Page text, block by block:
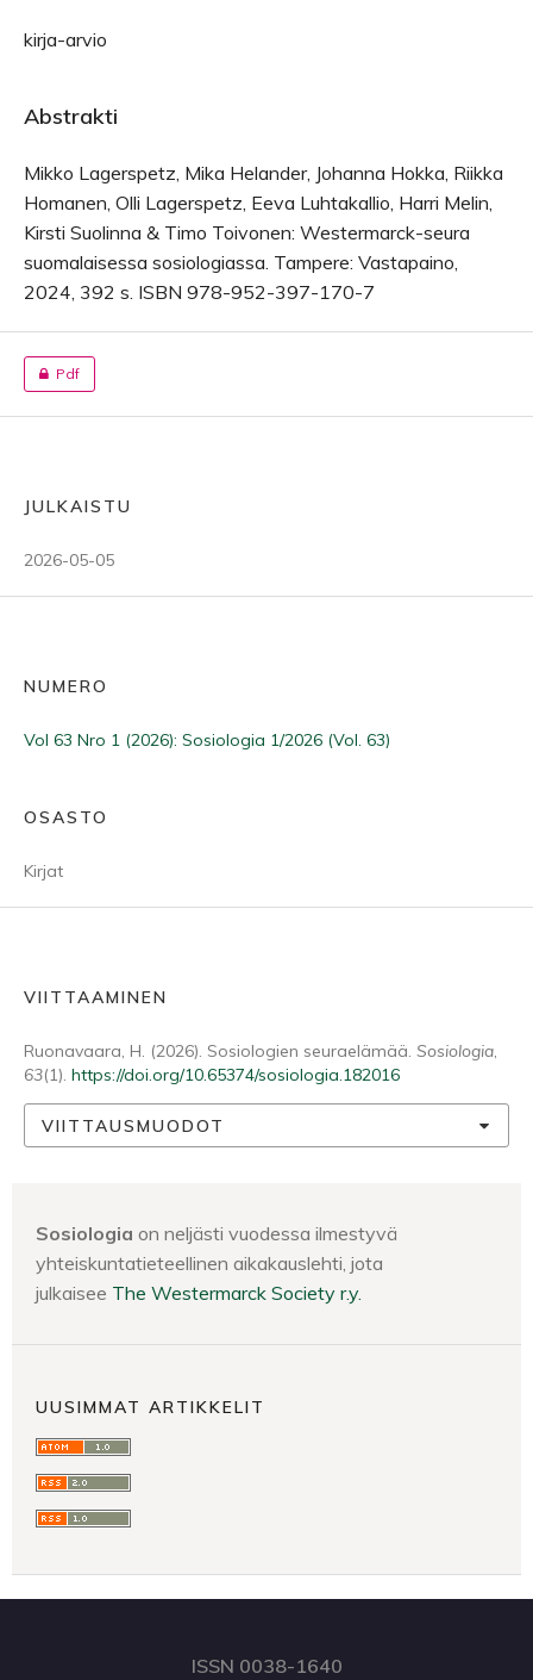
kirja-arvio
Abstrakti
Mikko Lagerspetz, Mika Helander, Johanna Hokka, Riikka
Homanen, Olli Lagerspetz, Eeva Luhtakallio, Harri Melin,
Kirsti Suolinna & Timo Toivonen: Westermarck-seura
suomalaisessa sosiologiassa. Tampere: Vastapaino,
2024, 392 s. ISBN 978-952-397-170-7
Pdf
JULKAISTU
2026-05-05
NUMERO
Vol 63 Nro 1 (2026): Sosiologia 1/2026 (Vol. 63)
OSASTO
Kirjat
VIITTAAMINEN
Ruonavaara, H. (2026). Sosiologien seuraelämää. Sosiologia,
63(1). https://doi.org/10.65374/sosiologia.182016
VIITTAUSMUODOT
Sosiologia on neljästi vuodessa ilmestyvä
yhteiskuntatieteellinen aikakauslehti, jota
julkaisee The Westermarck Society r.y.
UUSIMMAT ARTIKKELIT
ISSN 0038-1640